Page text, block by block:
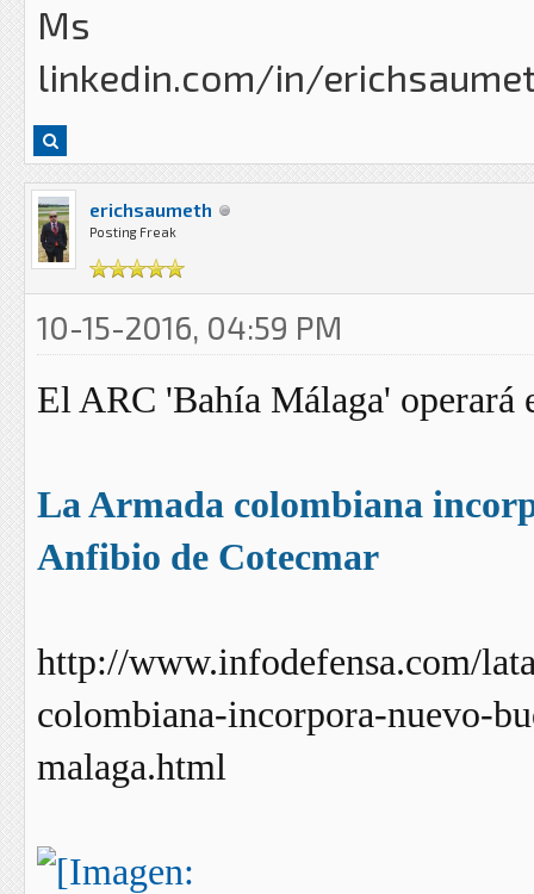
Ms
linkedin.com/in/
erichsaumeth
Posting Freak
10-15-2016, 04:59 PM
El ARC 'Bahía Málaga' operará
La Armada colombiana
Anfibio de Cotecmar
http://www.infodefensa.com/
colombiana-incorpora-nuevo-
malaga.html